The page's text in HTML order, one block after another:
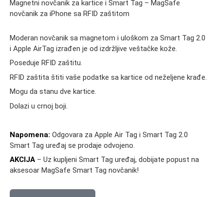
Magnetni novčanik za kartice i Smart Tag – MagSafe
novčanik za iPhone sa RFID zaštitom
Moderan novčanik sa magnetom i uloškom za Smart Tag 2.0
i Apple AirTag izrađen je od izdržljive veštačke kože.
Poseduje RFID zaštitu.
RFID zaštita štiti vaše podatke sa kartice od neželjene krađe.
Mogu da stanu dve kartice.
Dolazi u crnoj boji.
Napomena: Odgovara za Apple Air Tag i Smart Tag 2.0
Smart Tag uređaj se prodaje odvojeno.
AKCIJA – Uz kupljeni Smart Tag uređaj, dobijate popust na
aksesoar MagSafe Smart Tag novčanik!